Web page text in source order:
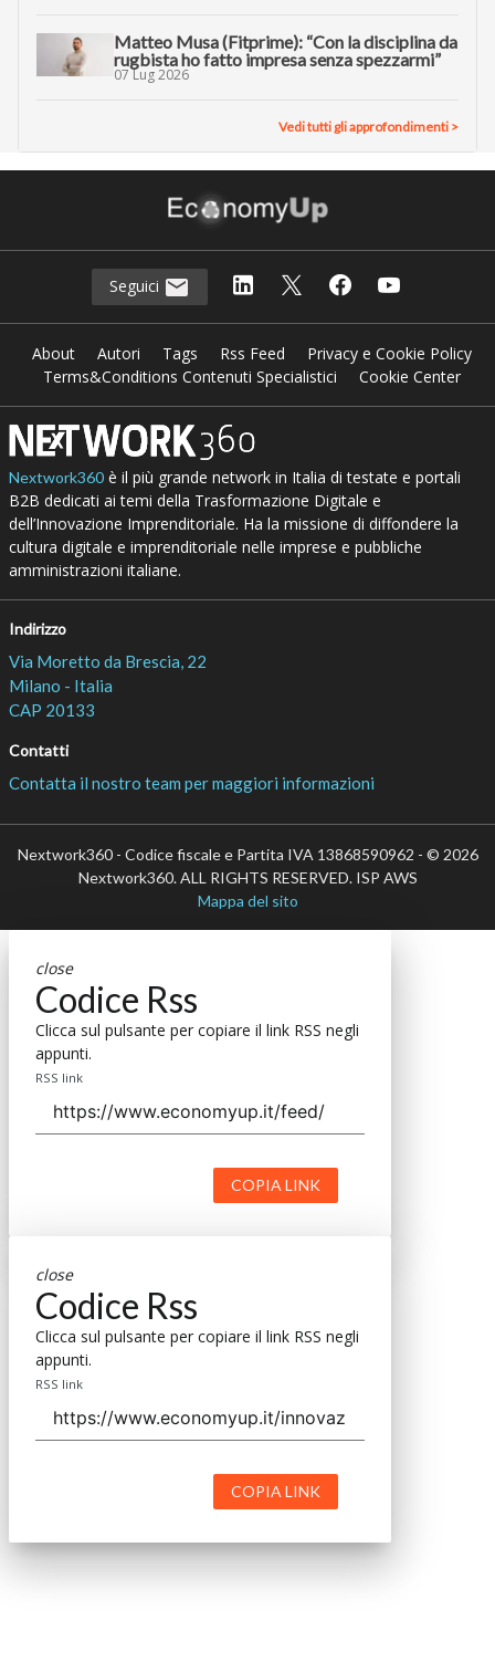
Matteo Musa (Fitprime): “Con la disciplina da
rugbista ho fatto impresa senza spezzarmi”
07 Lug 2026
Vedi tutti gli approfondimenti >
Seguici
About Autori Tags Rss Feed
Privacy e Cookie Policy
Terms&Conditions Contenuti Specialistici
Cookie Center
Nextwork360è il più grande network in Italia di testate e portali
B2B dedicati ai temi della Trasformazione Digitale e
dell’Innovazione Imprenditoriale. Ha la missione di diffondere la
cultura digitale e imprenditoriale nelle imprese e pubbliche
amministrazioni italiane.
Indirizzo
Via Moretto da Brescia, 22
Milano - Italia
CAP 20133
Contatti
Contatta il nostro team per maggiori informazioni
Nextwork360 - Codice fiscale e Partita IVA 13868590962 - © 2026
Nextwork360. ALL RIGHTS RESERVED. ISP AWS
Mappa del sito
close
Codice Rss
Clicca sul pulsante per copiare il link RSS negli
appunti.
RSS link
COPIA LINK
close
Codice Rss
Clicca sul pulsante per copiare il link RSS negli
appunti.
RSS link
COPIA LINK